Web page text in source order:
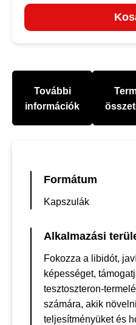
További
információk
Formátum
Kapszulák
Alkalmazási
Fokozza a libidót,
képességet,
tesztoszteron-
számára, akik
teljesítményüket és